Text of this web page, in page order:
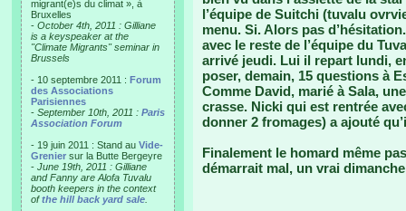
migrant(e)s du climat », à
Bruxelles
- October 4th, 2011 : Gilliane
is a keyspeaker at the
"Climate Migrants" seminar in
Brussels
- 10 septembre 2011 : Forum
des Associations
Parisiennes
- September 10th, 2011 : Paris
Association Forum
- 19 juin 2011 : Stand au Vide-
Grenier sur la Butte Bergeyre
- June 19th, 2011 : Gilliane
and Fanny are Alofa Tuvalu
booth keepers in the context
ofthe hill back yard sale
l’équipe de Suitchi (tuvalu
menu. Si. Alors pas
avec le reste de l’équipe du
arrivé jeudi. Lui il repart lundi,
poser, demain, 15 questions à
Comme David, marié à Sala,
crasse. Nicki qui est rentrée
donner 2 fromages) a ajouté
Finalement le homard même
démarrait mal, un vrai